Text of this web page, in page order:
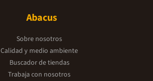
Abacus
Sobre nosotros
Calidad y medio ambiente
Buscador de tiendas
Trabaja con nosotros